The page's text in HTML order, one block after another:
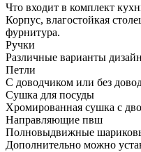
Что входит в комплект
Корпус, влагостойкая
фурнитура.
Ручки
Различные варианты
Петли
С доводчиком или без
Сушка для посуды
Хромированная сушка с
Направляющие пвш
Полновыдвижные
Дополнительно можно